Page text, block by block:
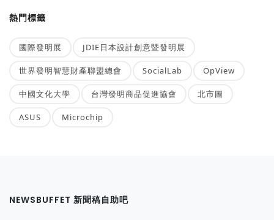
熱門標籤
國際發明展 JDIE日本設計創意暨發明展
世界發明智慧財產聯盟總會 SocialLab OpView
中國文化大學 台灣發明商品促進協會 北市圖
ASUS Microchip
NEWSBUFFET 新聞稿自助吧